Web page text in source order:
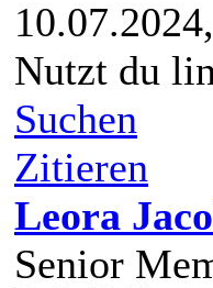
Nutzt du
Suchen
Zitieren
Leora
Senior